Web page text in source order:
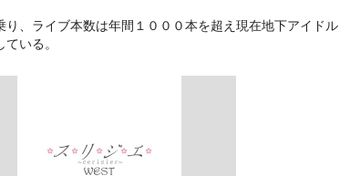
り、ライブ本数は年間１０００本を超え現在地下アイドル
いる。